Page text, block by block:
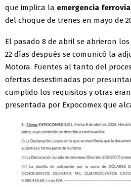
que implica la emergencia
del choque de trenes en mayo de
El pasado 8 de abril se abrieron
22 días después se comunicó la
Motora. Fuentes al tanto del
ofertas desestimadas por
cumplido los requisitos y otras
presentada por Expocomex que